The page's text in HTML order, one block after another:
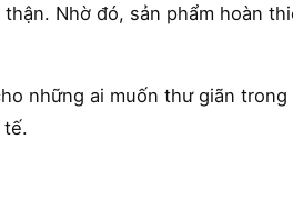
Nhờ đó, sản phẩm hoàn
những ai muốn thư giãn
tế.